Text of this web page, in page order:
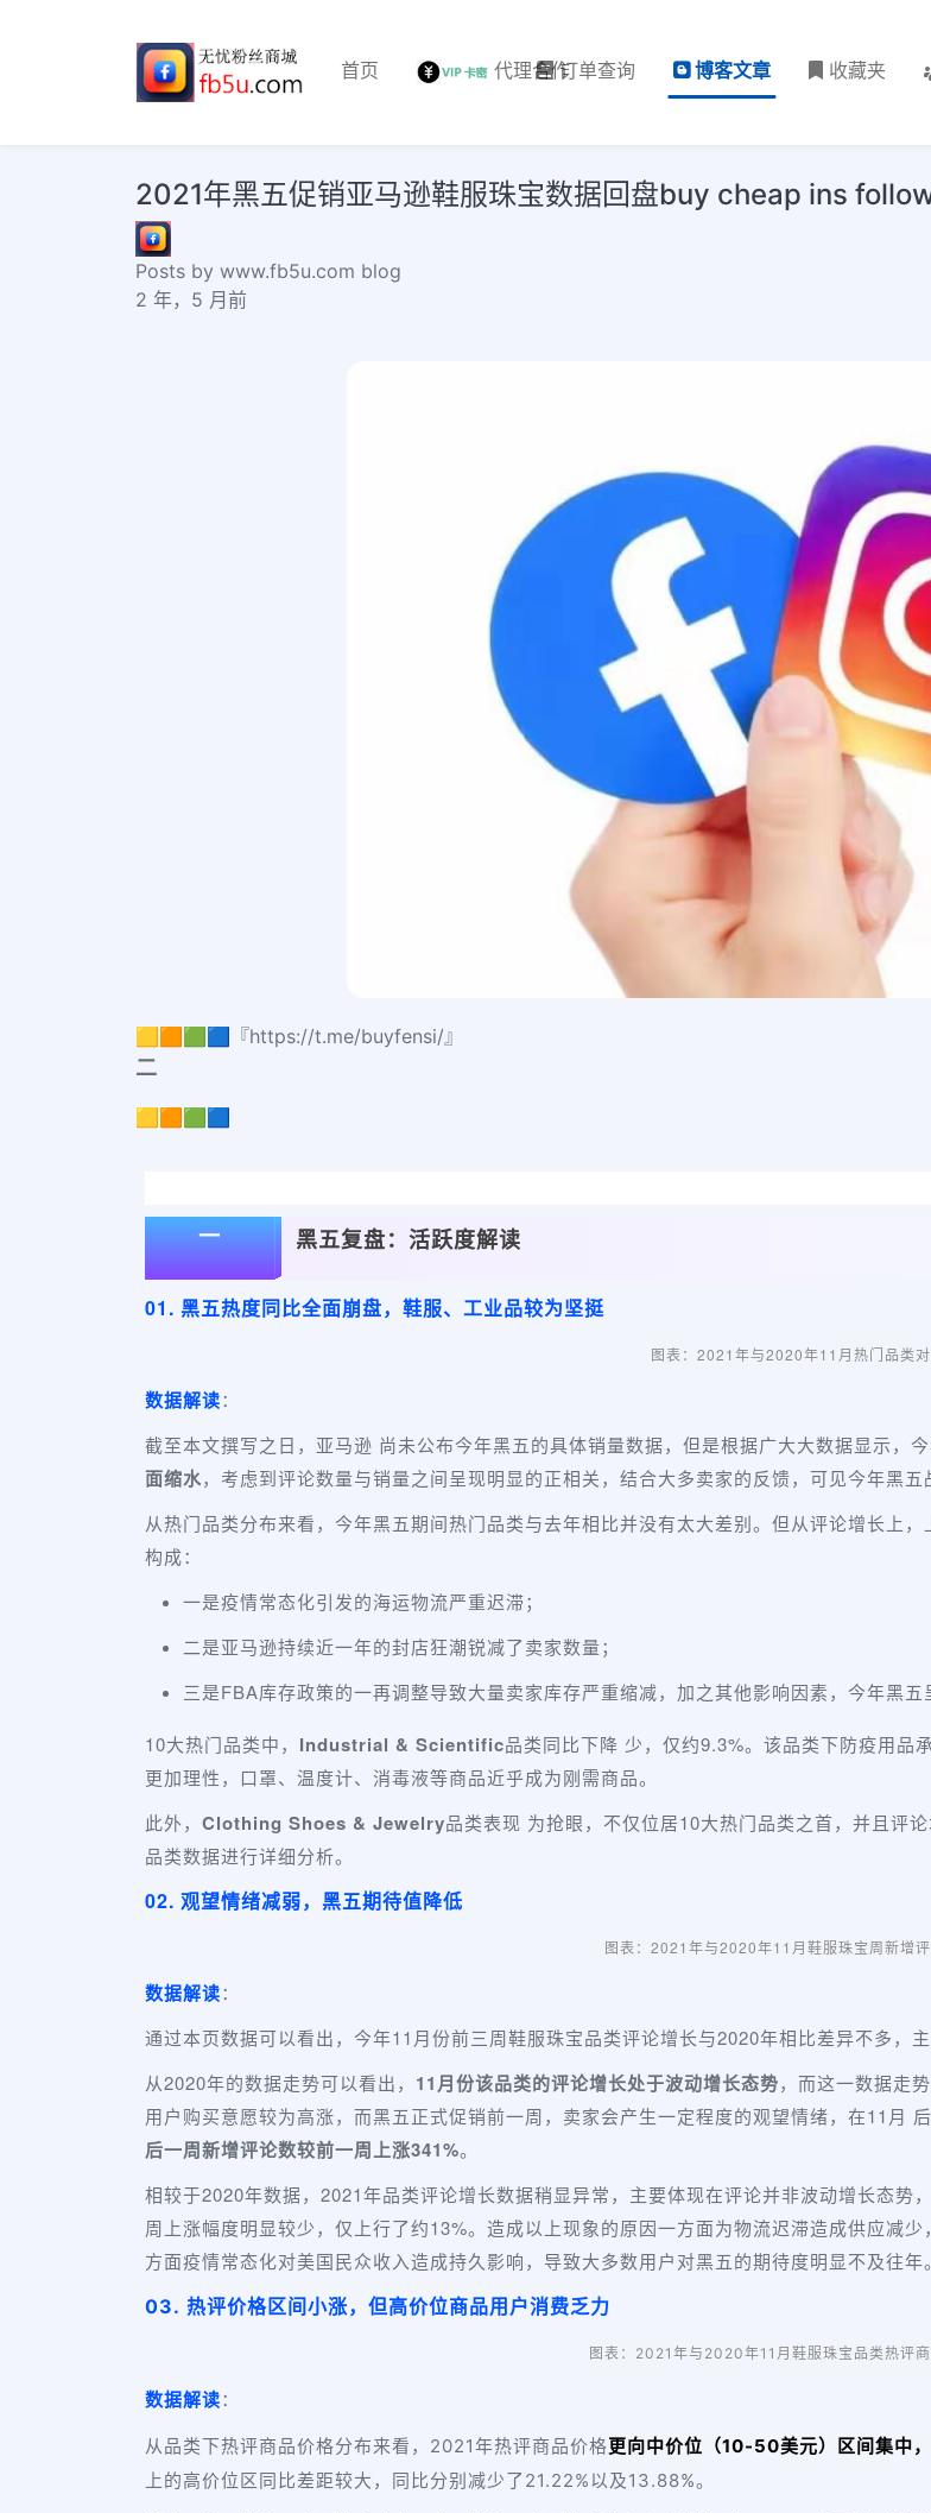
首页 代理合作订单查询 博客文章 收藏夹
2021年黑五促销亚马逊鞋服珠宝数据回盘buy cheap ins
Posts by www.fb5u.com blog
2 年，5 月前
🟨🟧🟩🟦『https://t.me/buyfensi/』
二
🟨🟧🟩🟦
一 黑五复盘：活跃度解读
01. 黑五热度同比全面崩盘，鞋服、工业品较为坚挺
图表：2021年与2020年11月热门品类
数据解读：
截至本文撰写之日，亚马逊 尚未公布今年黑五的具体销量数据，但是根据广大大数据显示，
面缩水，考虑到评论数量与销量之间呈现明显的正相关，结合大多卖家的反馈，可见今年黑五
从热门品类分布来看，今年黑五期间热门品类与去年相比并没有太大差别。但从评论增长上，
构成：
一是疫情常态化引发的海运物流严重迟滞；
二是亚马逊持续近一年的封店狂潮锐减了卖家数量；
三是FBA库存政策的一再调整导致大量卖家库存严重缩减，加之其他影响因素，今年黑五
10大热门品类中， Industrial & Scientific品类同比下降 少，仅约9.3%。该品类下防疫用品
更加理性，口罩、温度计、消毒液等商品近乎成为刚需商品。
此外， Clothing Shoes & Jewelry品类表现 为抢眼，不仅位居10大热门品类之首，并且评
品类数据进行详细分析。
02. 观望情绪减弱，黑五期待值降低
图表：2021年与2020年11月鞋服珠宝周新增
数据解读：
通过本页数据可以看出，今年11月份前三周鞋服珠宝品类评论增长与2020年相比差异不多，
从2020年的数据走势可以看出， 11月份该品类的评论增长处于波动增长态势，而这一数据走
用户购买意愿较为高涨，而黑五正式促销前一周，卖家会产生一定程度的观望情绪，在11月
后一周新增评论数较前一周上涨341%。
相较于2020年数据，2021年品类评论增长数据稍显异常，主要体现在评论并非波动增长态势
周上涨幅度明显较少，仅上行了约13%。造成以上现象的原因一方面为物流迟滞造成供应减
方面疫情常态化对美国民众收入造成持久影响，导致大多数用户对黑五的期待度明显不及往年。
03. 热评价格区间小涨，但高价位商品用户消费乏力
图表：2021年与2020年11月鞋服珠宝品类热评
数据解读：
从品类下热评商品价格分布来看，2021年热评商品价格更向中价位（10-50美元）区间集中
上的高价位区同比差距较大，同比分别减少了21.22%以及13.88%。